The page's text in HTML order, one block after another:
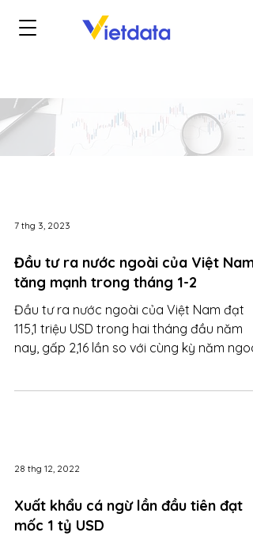
7 thg 3, 2023
Đầu tư ra nước ngoài của Việt Nam
tăng mạnh trong tháng 1-2
Đầu tư ra nước ngoài của Việt Nam đạt
115,1 triệu USD trong hai tháng đầu năm
nay, gấp 2,16 lần so với cùng kỳ năm
28 thg 12, 2022
Xuất khẩu cá ngừ lần đầu tiên đạt
mốc 1 tỷ USD